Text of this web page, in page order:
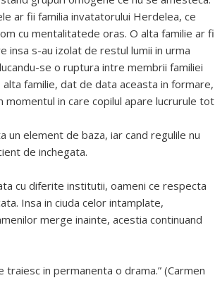
ar fii familia invatatorului Herdelea, ce
cu mentalitatede oras. O alta familie ar fi
insa s-au izolat de restul lumii in urma
se o ruptura intre membrii familiei
familie, dat de data aceasta in formare,
in care copilul apare lucrurule tot
un element de baza, iar cand regulile nu
de inchegata.
cu diferite institutii, oameni ce respecta
Insa in ciuda celor intamplate,
merge inainte, acestia continuand
in permanenta o drama.” (Carmen